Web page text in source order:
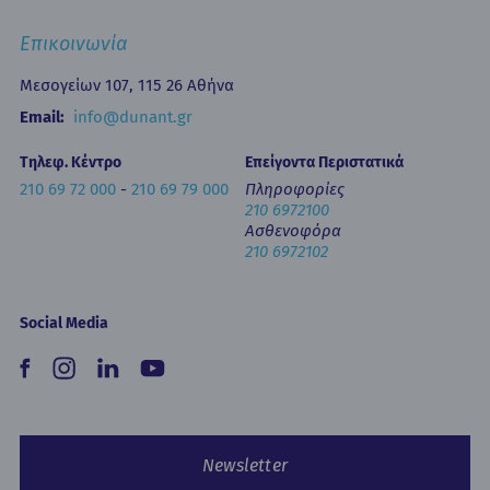
Εκπαίδευση
Έντυπα
Επικοινωνία
Μεσογείων 107, 115 26 Αθήνα
Email: info@dunant.gr
Τηλεφ. Κέντρο
210 69 72 000- 210 69 79 000
Επείγοντα Περιστατικά
Πληροφορίες
210 6972100
Ασθενοφόρα
210 6972102
Social Media
Newsletter